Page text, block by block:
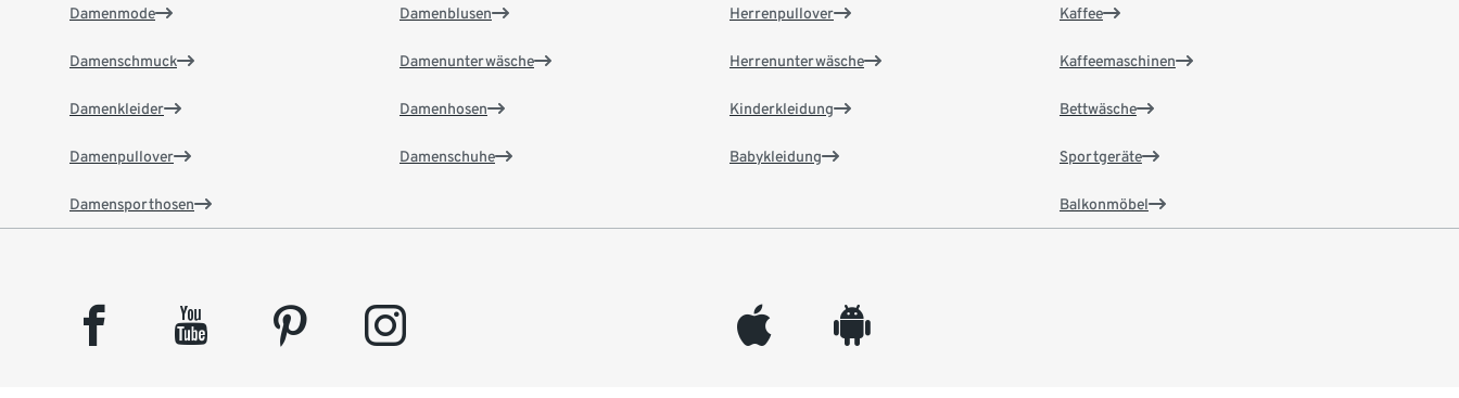
Damenmode
Damenschmuck
Damenkleider
Damenpullover
Damensporthosen
Damenblusen
Damenunterwäsche
Damenhosen
Damenschuhe
Herrenpullover
Herrenunterwäsche
Kinderkleidung
Babykleidung
Kaffee
Kaffeemaschinen
Bettwäsche
Sportgeräte
Balkonmöbel
facebook youtube pinterest instagram appleinc android